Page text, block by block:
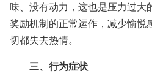
味、没有动力，这也是压力过大
奖励机制的正常运作，减少愉悦
切都失去热情。
三、行为症状